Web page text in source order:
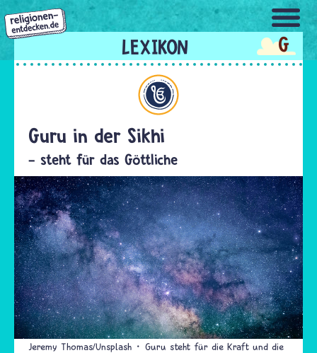
Direkt
zum
Inhalt
G
Guru in der Sikhi
- steht für das Göttliche
Jeremy Thomas/Unsplash
Guru steht für die Kraft und die